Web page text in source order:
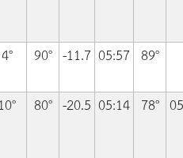
4° 90° -11.7 05:57 89°
10° 80° -20.5 05:14 78°